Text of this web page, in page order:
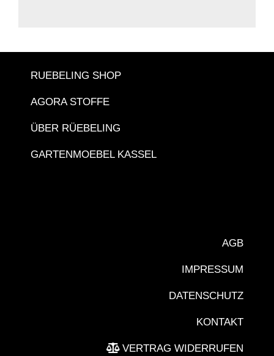
RUEBELING SHOP
AGORA STOFFE
ÜBER RÜEBELING
GARTENMOEBEL KASSEL
AGB
IMPRESSUM
DATENSCHUTZ
KONTAKT
VERTRAG WIDERRUFEN